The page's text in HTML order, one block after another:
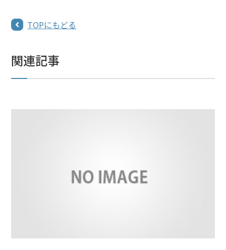
TOPにもどる
関連記事